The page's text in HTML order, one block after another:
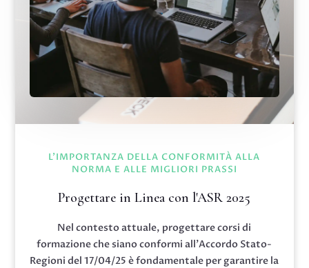
L'IMPORTANZA DELLA CONFORMITÀ ALLA
NORMA E ALLE MIGLIORI PRASSI
Progettare in Linea con l'ASR 2025
Nel contesto attuale, progettare corsi di
formazione che siano conformi all’Accordo Stato-
Regioni del 17/04/25 è fondamentale per garantire la